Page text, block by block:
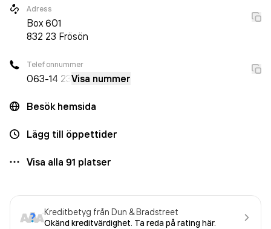
Adress
Box601
832 23 Frösön
Telefonnummer
063-14 23Visa nummer
Besök hemsida
Lägg till öppettider
Visa alla 91 platser
Kreditbetyg från Dun & Bradstreet
Okänd kreditvärdighet. Ta reda på rating här.